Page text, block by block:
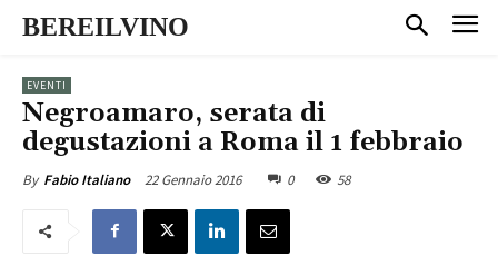
BEREILVINO
EVENTI
Negroamaro, serata di
degustazioni a Roma il 1 febbraio
By Fabio Italiano 22 Gennaio 2016 0 58